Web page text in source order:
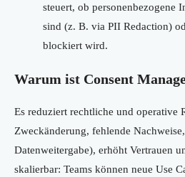
steuert, ob personenbezogene
sind (z. B. via PII Redaction)
blockiert wird.
Warum ist Consent
Es reduziert rechtliche und operative
Zweckänderung, fehlende
Datenweitergabe), erhöht Vertrauen
skalierbar: Teams können neue Use